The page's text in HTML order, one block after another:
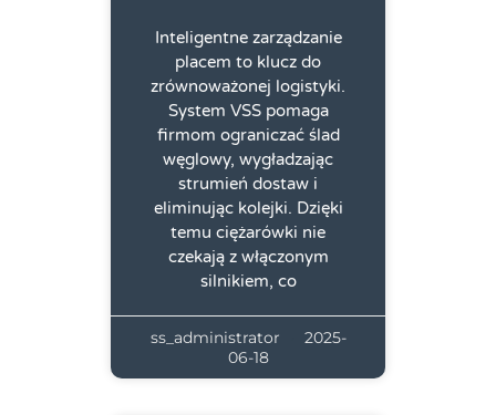
Inteligentne zarządzanie
placem to klucz do
zrównoważonej logistyki.
System VSS pomaga
firmom ograniczać ślad
węglowy, wygładzając
strumień dostaw i
eliminując kolejki. Dzięki
temu ciężarówki nie
czekają z włączonym
silnikiem, co
ss_administrator
2025-
06-18